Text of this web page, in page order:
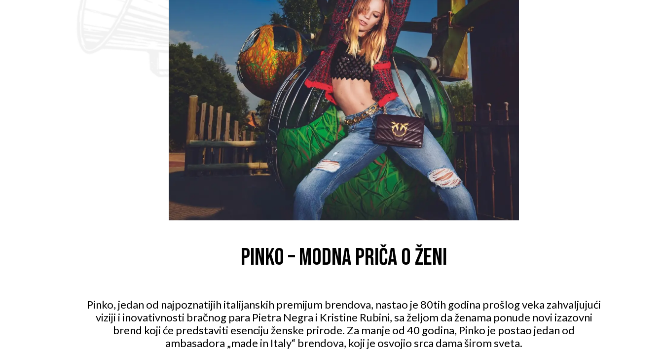
PINKO – MODNA PRIČA O ŽENI
Pinko, jedan od najpoznatijih italijanskih premijum brendova, nastao je 80tih godina prošlog veka zahvaljujući
viziji i inovativnosti bračnog para Pietra Negra i Kristine Rubini, sa željom da ženama ponude novi izazovni
brend koji će predstaviti esenciju ženske prirode. Za manje od 40 godina, Pinko je postao jedan od
ambasadora „made in Italy“ brendova, koji je osvojio srca dama širom sveta.